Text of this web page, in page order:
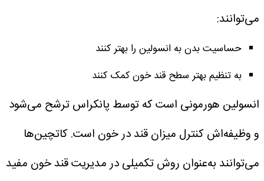
می‌توانند:
حساسیت بدن به انسولین را بهتر کنند
به تنظیم بهتر سطح قند خون کمک کنند
انسولین هورمونی است که توسط پانکراس ترشح می‌شود
و وظیفه‌اش کنترل میزان قند در خون است.کاتچین‌ها
می‌توانند به‌عنوان روش تکمیلی در مدیریت قند خون مفید